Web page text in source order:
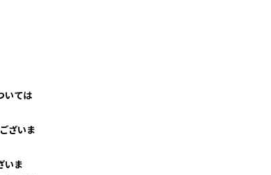
いては
ざいま
いま